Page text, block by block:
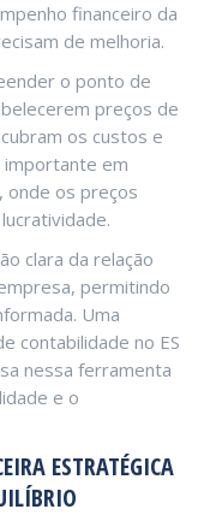
financeiro da
de melhoria.
o ponto de
preços de
os custos e
importante em
onde os preços
clara da relação
permitindo
Uma
contabilidade no ES
nessa ferramenta
e o
ESTRATÉGICA